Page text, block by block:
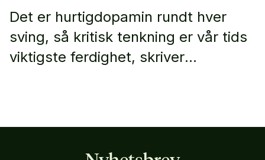
Det er hurtigdopamin rundt hver
sving, så kritisk tenkning er vår tids
viktigste ferdighet, skriver